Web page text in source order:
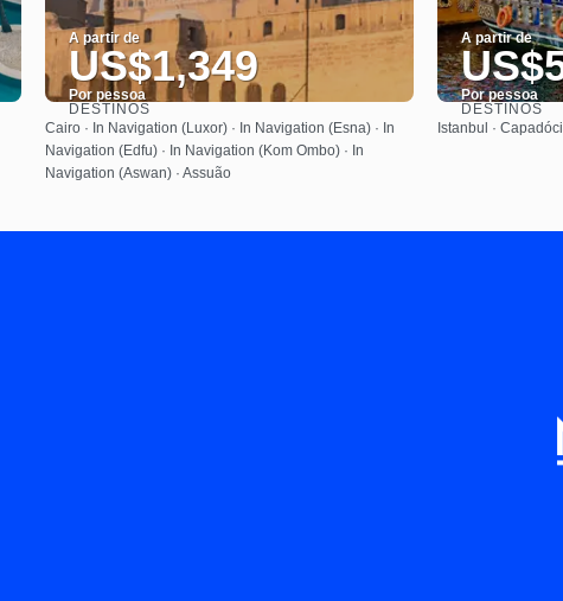
A partir de
US$1,349
Por pessoa
Saiba mais
DESTINOS
Cairo · In Navigation (Luxor) · In Navigation (Esna) · In
Navigation (Edfu) · In Navigation (Kom Ombo) · In
Navigation (Aswan) · Assuão
A partir de
Por pessoa
DESTINOS
Istanbul ·